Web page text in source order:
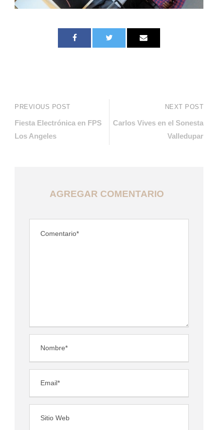
PREVIOUS POST
Fiesta Electrónica en FPS
Los Angeles
NEXT POST
Carlos Vives en el Sonesta
Valledupar
AGREGAR COMENTARIO